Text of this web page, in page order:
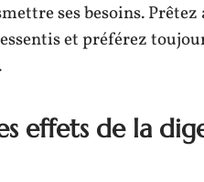
ses besoins.
et préférez
effets de la